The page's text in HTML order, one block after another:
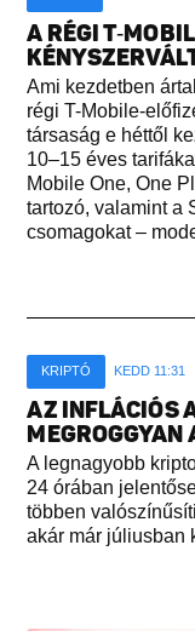
A RÉGI
Ami kezdetben
régi T-Mobile-
társaság e héttől
10–15 éves
Mobile One, One
tartozó, valamint a
csomagokat –
KRIPTÓ KEDD 11:31
AZ INFLÁCIÓS
MEGROGGYAN
A legnagyobb
24 órában
többen
akár már júliusban